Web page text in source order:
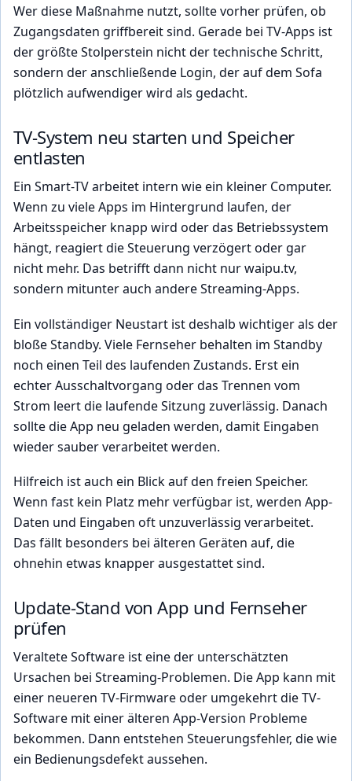
Wer diese Maßnahme nutzt, sollte vorher prüfen, ob
Zugangsdaten griffbereit sind. Gerade bei TV-Apps ist
der größte Stolperstein nicht der technische Schritt,
sondern der anschließende Login, der auf dem Sofa
plötzlich aufwendiger wird als gedacht.
TV-System neu starten und Speicher
entlasten
Ein Smart-TV arbeitet intern wie ein kleiner Computer.
Wenn zu viele Apps im Hintergrund laufen, der
Arbeitsspeicher knapp wird oder das Betriebssystem
hängt, reagiert die Steuerung verzögert oder gar
nicht mehr. Das betrifft dann nicht nur waipu.tv,
sondern mitunter auch andere Streaming-Apps.
Ein vollständiger Neustart ist deshalb wichtiger als der
bloße Standby. Viele Fernseher behalten im Standby
noch einen Teil des laufenden Zustands. Erst ein
echter Ausschaltvorgang oder das Trennen vom
Strom leert die laufende Sitzung zuverlässig. Danach
sollte die App neu geladen werden, damit Eingaben
wieder sauber verarbeitet werden.
Hilfreich ist auch ein Blick auf den freien Speicher.
Wenn fast kein Platz mehr verfügbar ist, werden App-
Daten und Eingaben oft unzuverlässig verarbeitet.
Das fällt besonders bei älteren Geräten auf, die
ohnehin etwas knapper ausgestattet sind.
Update-Stand von App und Fernseher
prüfen
Veraltete Software ist eine der unterschätzten
Ursachen bei Streaming-Problemen. Die App kann mit
einer neueren TV-Firmware oder umgekehrt die TV-
Software mit einer älteren App-Version Probleme
bekommen. Dann entstehen Steuerungsfehler, die wie
ein Bedienungsdefekt aussehen.